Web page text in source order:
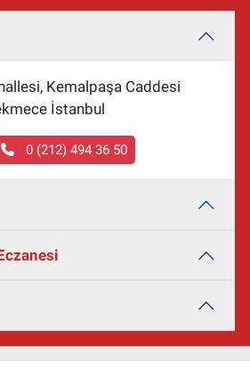
Kemalpaşa Caddesi
İstanbul
0 (212) 494 36 50